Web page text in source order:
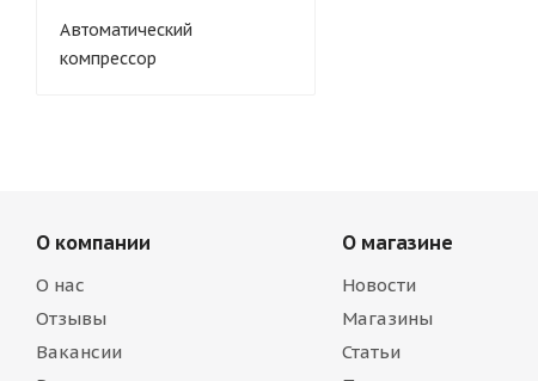
Автоматический
компрессор
О компании
О нас
Отзывы
Вакансии
О магазине
Новости
Магазины
Статьи